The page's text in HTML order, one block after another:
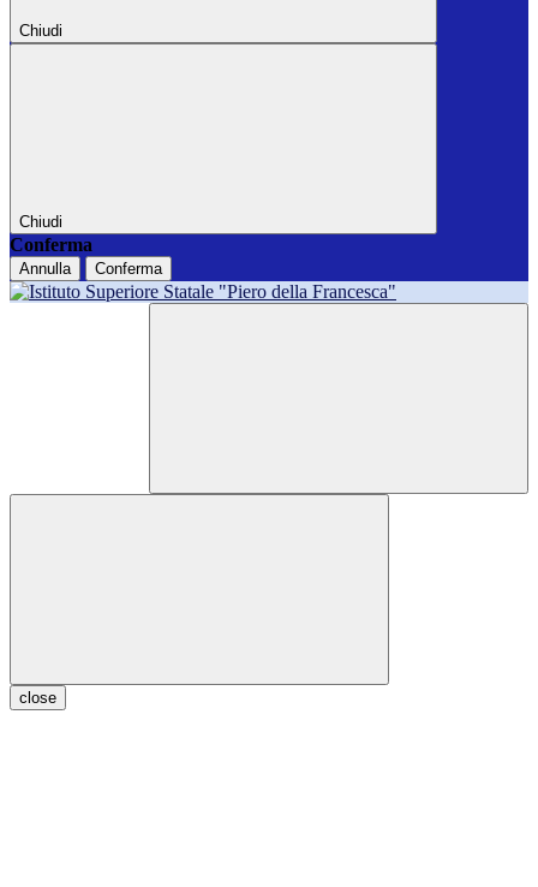
Chiudi
Chiudi
Conferma
Annulla Conferma
close